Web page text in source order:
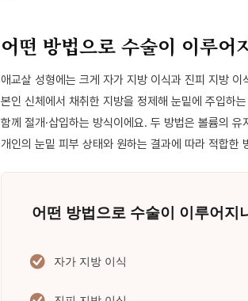
어떤 방법으로 수술이 이루어
애교살 성형에는 크게 자가 지방 이식과 진피 지방
본인 신체에서 채취한 지방을 정제해 눈밑에 주입하
함께 절개·삽입하는 방식이에요. 두 방법은 볼륨의
개인의 눈밑 피부 상태와 원하는 결과에 따라 적합한